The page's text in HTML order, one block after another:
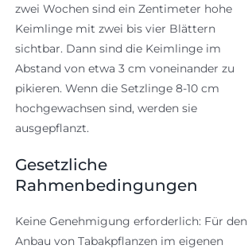
zwei Wochen sind ein Zentimeter hohe
Keimlinge mit zwei bis vier Blättern
sichtbar. Dann sind die Keimlinge im
Abstand von etwa 3 cm voneinander zu
pikieren. Wenn die Setzlinge 8-10 cm
hochgewachsen sind, werden sie
ausgepflanzt.
Gesetzliche
Rahmenbedingungen
Keine Genehmigung erforderlich: Für den
Anbau von Tabakpflanzen im eigenen